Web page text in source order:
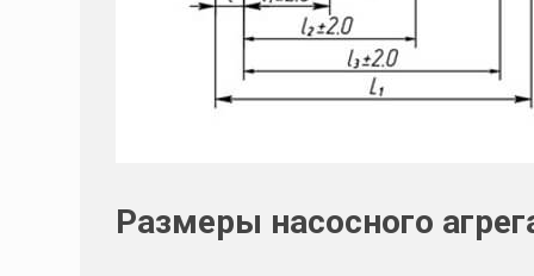
Размеры насосного